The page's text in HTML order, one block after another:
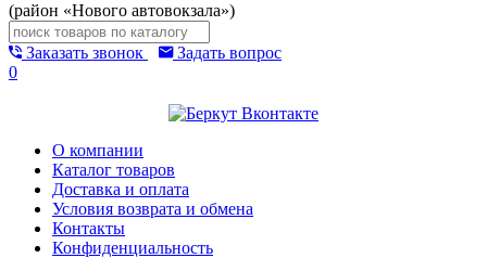
(район «Нового автовокзала»)
Заказать звонок
Задать вопрос
0
О компании
Каталог товаров
Доставка и оплата
Условия возврата и обмена
Контакты
Конфиденциальность